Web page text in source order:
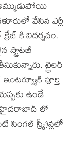
అమ్ముడుపోయి
వేసిన ఎర్లీ
కి నిదర్శనం.
ట్రైలర్
పూర్తి
ఉండే
హైదరాబాద్ లో
సింగల్ స్క్రీన్లలో